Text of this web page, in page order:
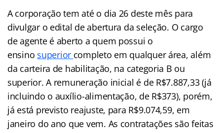
A corporação tem até o dia 26 deste mês para
divulgar o edital de abertura da seleção. O cargo
de agente é aberto a quem possui o
ensino superior completo em qualquer área, além
da carteira de habilitação, na categoria B ou
superior. A remuneração inicial é de R$7.887,33 (já
incluindo o auxílio-alimentação, de R$373), porém,
já está previsto reajuste, para R$9.074,59, em
janeiro do ano que vem. As contratações são feitas